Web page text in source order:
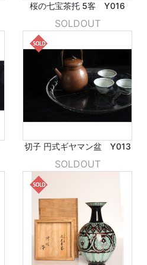
桜の七宝茶托 5客 Y016
SOLDOUT
切子 円式ギヤマン盆 Y013
SOLDOUT